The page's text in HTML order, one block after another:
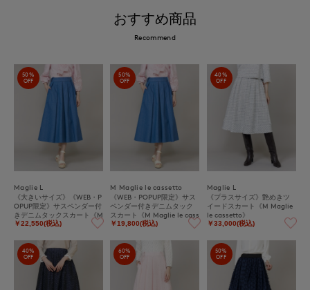
おすすめ商品
Recommend
50%
OFF
Maglie L
《大きいサイズ》《WEB・P
OPUP限定》サスペンダー付
きデニムタックスカート《M
Maglie le cassetto》
￥22,550(税込)
50%
OFF
M Maglie le cassetto
《WEB・POPUP限定》サス
ペンダー付きデニムタック
スカート《M Maglie le cass
etto》
￥19,800(税込)
40%
OFF
Maglie L
《プラスサイズ》艶めきツ
イードスカート《M Maglie
le cassetto》
￥33,000(税込)
40%
OFF
60%
OFF
50%
OFF